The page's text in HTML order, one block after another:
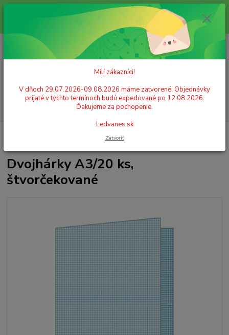
Milí zákazníci! V dňoch 29.07.2026-09.08.2026 máme zatvorené.
Objednávky prijaté v týchto termínoch budú expedované po 12.08.2026.
Ďakujeme za pochopenie. Ledvanes.sk
+421 908 755 958
Po. - Pia. od 9:00 hod. - 16:00 hod.
za0,00 EUR
Dvojhárky A3/20 ks,
štvorčekované
Milí zákazníci!
V dňoch 29.07.2026-09.08.2026 máme zatvorené. Objednávky
prijaté v týchto termínoch budú expedované po 12.08.2026.
Ďakujeme za pochopenie.
Ledvanes.sk
Zatvoriť